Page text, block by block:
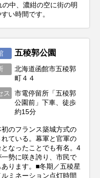
中、濃紺の空に街の明
い時間です。
五稜郭公園
北海道函館市五稜郭
町４４
ス
市電停留所「五稜郭
公園前」下車、徒歩
約15分
のフランス築城方式の
ている。幕軍と官軍の
なったことでも有名。4
勢に咲き誇り、市民で
ります。■冬期／五稜星
ミネーション点灯時間